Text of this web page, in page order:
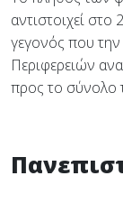
αντιστοιχεί
γεγονός που την
Περιφερειών
προς το σύνολο